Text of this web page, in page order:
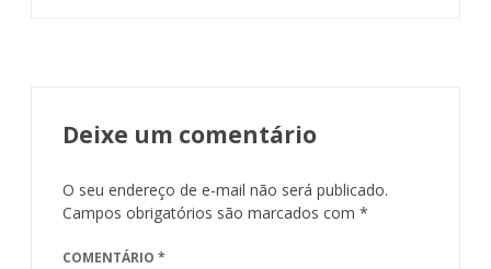
Deixe um comentário
O seu endereço de e-mail não será publicado.
Campos obrigatórios são marcados com *
COMENTÁRIO *